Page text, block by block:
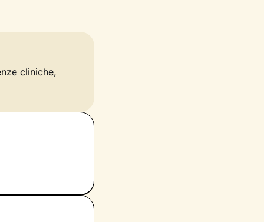
cliniche,